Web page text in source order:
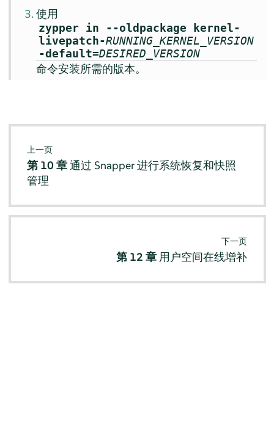
使用
zypper in --oldpackage kernel-
livepatch-RUNNING_KERNEL_VERSION
-default=DESIRED_VERSION
命令安装所需的版本。
上一页
第 10 章通过 Snapper 进行系统恢复和快照
管理
下一页
第 12 章 用户空间在线增补